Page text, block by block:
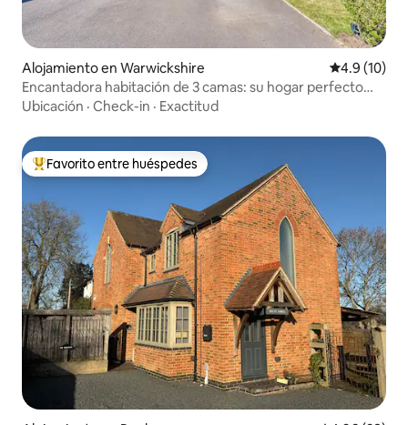
Alojamiento en Warwickshire Calificación
4.9 (10)
Encantadora habitación de 3 camas: su hogar perfecto
lejos de casa
Ubicación · Check-in · Exactitud
Favorito entre huéspedes preferido
Favorito entre huéspedes